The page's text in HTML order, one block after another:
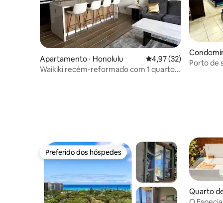
Apartamento ⋅ Honolulu 4,97 de uma avaliação
4,97 (32)
Waikiki recém-reformado com 1 quarto
Porto de
Preferido dos hóspedes
Preferido dos hóspedes
Quarto